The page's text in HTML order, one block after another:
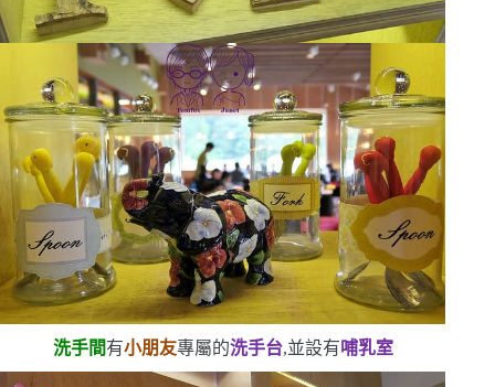
洗手間有小朋友專屬的洗手台,並設有哺乳室